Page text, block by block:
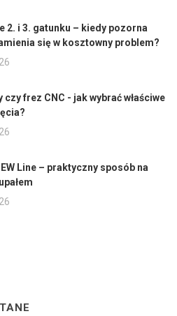
2. i 3. gatunku – kiedy pozorna
się w kosztowny problem?
czy frez CNC - jak wybrać właściwe
Line – praktyczny sposób na